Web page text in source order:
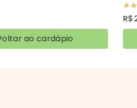
ao cardápio
R$